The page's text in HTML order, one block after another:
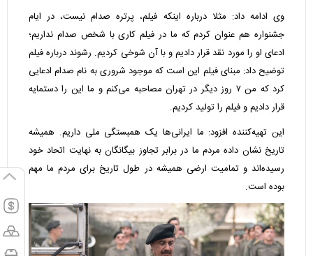
وی ادامه داد: مثلا درباره اینکه فیلم، پرتره صدام نیست، در ایام
جشنواره هم عنوان کردم که ما در فیلم کاری با شخص صدام نداریم؛
ادعای او را مورد نقد قرار دادیم و با آن شوخی کردیم. رشوند درباره فیلم
توضیح داد: مبنای فیلم این است که موجود شروری به نام صدام ادعایی
کرد که من ۷ روز دیگر در تهران مصاحبه می‌کنم و ما این را دستمایه
قرار دادیم و فیلم را تولید کردیم.
این تهیه‌کننده افزود: ما ایرانی‌ها یک همبستگی ملی داریم. همیشه
تاریخ نشان داده مردم ما در برابر تجاوز بیگانگان به نهایت اتحاد خود
رسیده‌اند و تمامیت ارضی همیشه در طول تاریخ برای مردم ما مهم
بوده است.